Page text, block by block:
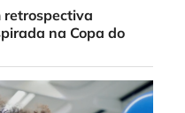
retrospectiva
na Copa do